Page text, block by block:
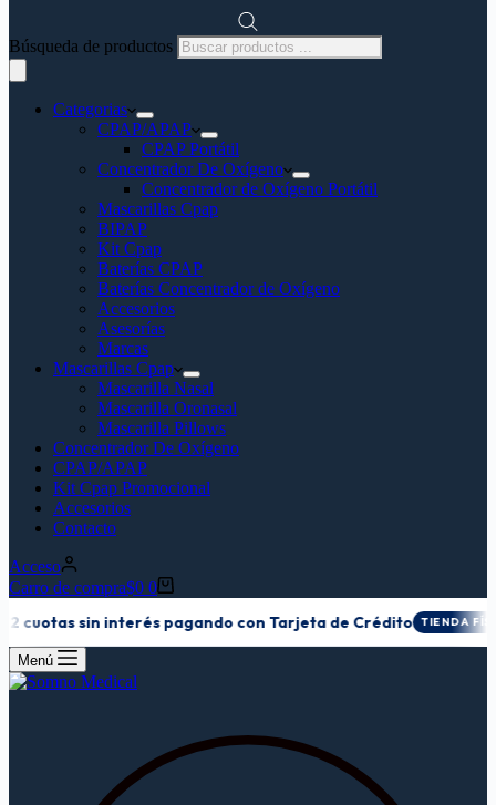
Búsqueda de productos
Categorias
CPAP/APAP
CPAP Portátil
Concentrador De Oxígeno
Concentrador de Oxígeno Portátil
Mascarillas Cpap
BIPAP
Kit Cpap
Baterías CPAP
Baterías Concentrador de Oxígeno
Accesorios
Asesorías
Marcas
Mascarillas Cpap
Mascarilla Nasal
Mascarilla Oronasal
Mascarilla Pillows
Concentrador De Oxígeno
CPAP/APAP
Kit Cpap Promocional
Accesorios
Contacto
Acceso
Carro de compra$0 0
sin interés pagando con Tarjeta de Crédito TIENDA FÍSICA
Menú